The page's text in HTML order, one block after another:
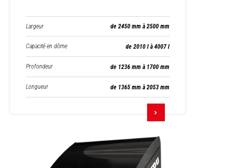
Largeur de 2450 mm à 2500 mm
Capacité en dôme de 2010 l à 4007 l
Profondeur de 1236 mm à 1700 mm
Longueur de 1365 mm à 2053 mm